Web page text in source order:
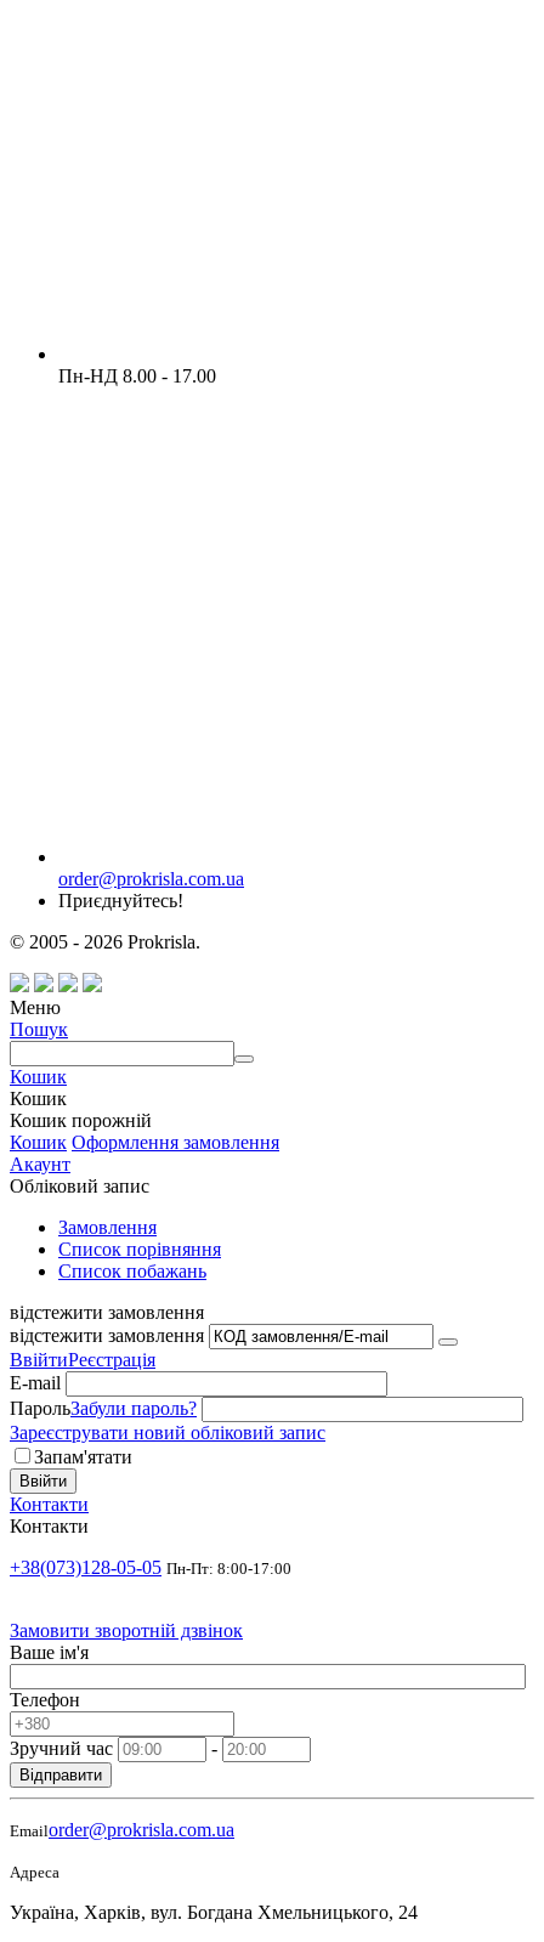
Пн-НД 8.00 - 17.00
order@prokrisla.com.ua
Приєднуйтесь!
© 2005 - 2026 Prokrisla.
Меню
Пошук
Кошик
Кошик
Кошик порожній
Кошик Оформлення замовлення
Акаунт
Обліковий запис
Замовлення
Cписок порівняння
Список побажань
відстежити замовлення
відстежити замовлення
ВвійтиРеєстрація
E-mail
ПарольЗабули пароль?
Зареєструвати новий обліковий запис
Запам'ятати
Ввійти
Контакти
Контакти
+38(073)128-05-05 Пн-Пт: 8:00-17:00
Замовити зворотній дзвінок
Ваше ім'я
Телефон
Зручний час -
Відправити
Emailorder@prokrisla.com.ua
Адреса
Україна, Харків, вул. Богдана Хмельницького, 24